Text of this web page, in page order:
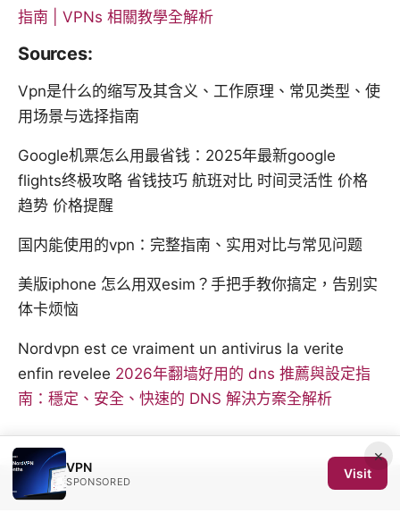
指南 | VPNs 相關教學全解析
Sources:
Vpn是什么的缩写及其含义、工作原理、常见类型、使
用场景与选择指南
Google机票怎么用最省钱：2025年最新google
flights终极攻略 省钱技巧 航班对比 时间灵活性 价格
趋势 价格提醒
国内能使用的vpn：完整指南、实用对比与常见问题
美版iphone 怎么用双esim？手把手教你搞定，告别实
体卡烦恼
Nordvpn est ce vraiment un antivirus la verite
enfin revelee 2026年翻墙好用的 dns 推薦與設定指
南：穩定、安全、快速的 DNS 解決方案全解析
×
VPN
SPONSORED
Visit
© 2026 SCOM 2025 Media LLC. All rights reserved.